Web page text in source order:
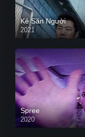
Kẻ Săn Người
2021
Spree
2020